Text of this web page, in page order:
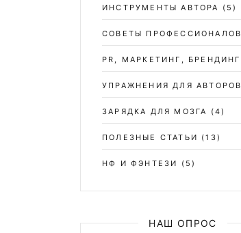
ИНСТРУМЕНТЫ АВТОРА (5)
СОВЕТЫ ПРОФЕССИОНАЛОВ
PR, МАРКЕТИНГ, БРЕНДИНГ
УПРАЖНЕНИЯ ДЛЯ АВТОРОВ
ЗАРЯДКА ДЛЯ МОЗГА (4)
ПОЛЕЗНЫЕ СТАТЬИ (13)
НФ И ФЭНТЕЗИ (5)
НАШ ОПРОС